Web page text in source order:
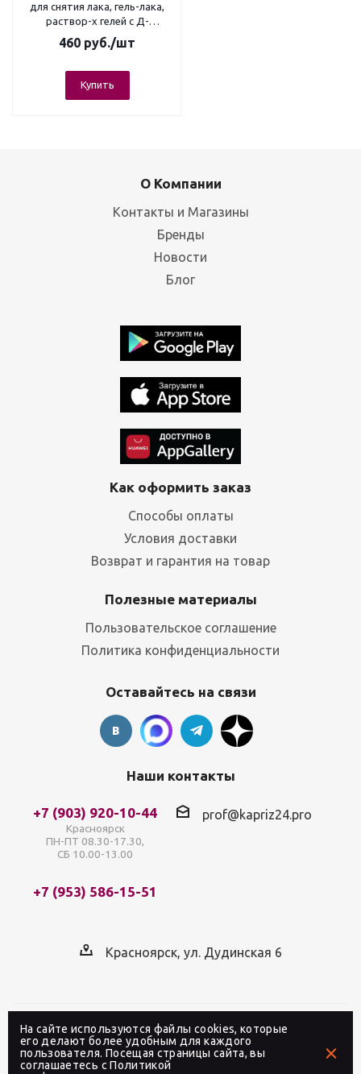
для снятия лака, гель-лака,
раствор-х гелей с Д-
пантенолом, 150 мл
460 руб./шт
Купить
На сайте используются файлы cookies, которые
его делают более удобным для каждого
пользователя. Посещая страницы сайта, вы
соглашаетесь сПолитикой
О Компании
Контакты и Магазины
Бренды
Новости
Блог
Как оформить заказ
Способы оплаты
Условия доставки
Возврат и гарантия на товар
Полезные материалы
Пользовательское соглашение
Политика конфиденциальности
Оставайтесь на связи
Наши контакты
+7 (903) 920-10-44
Красноярск
ПН-ПТ 08.30-17.30,
СБ 10.00-13.00
+7 (953) 586-15-51
prof@kapriz24.pro
Красноярск, ул. Дудинская 6
2026 © Интернет-магазин профессиональной
косметики «Каприз» в Красноярске